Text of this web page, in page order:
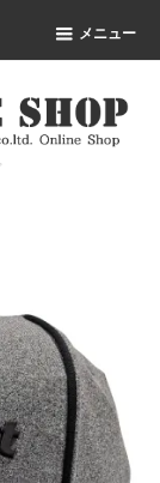
メニュー